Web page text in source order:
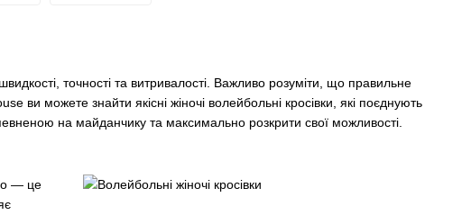
точності та витривалості. Важливо розуміти, що правильне
можете знайти якісні жіночі волейбольні кросівки, які поєднують
на майданчику та максимально розкрити свої можливості.
— це